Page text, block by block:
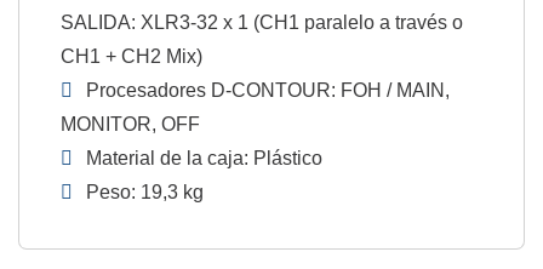
SALIDA: XLR3-32 x 1 (CH1 paralelo a través o
CH1 + CH2 Mix)
Procesadores D-CONTOUR: FOH / MAIN,
MONITOR, OFF
Material de la caja: Plástico
Peso: 19,3 kg